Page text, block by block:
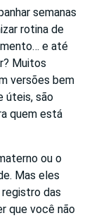
semanas
rotina de
e até
Muitos
versões bem
úteis, são
quem está
ou o
Mas eles
das
que você não